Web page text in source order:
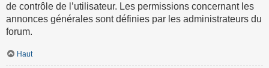
de contrôle de l’utilisateur. Les permissions concernant les
annonces générales sont définies par les administrateurs du
forum.
Haut